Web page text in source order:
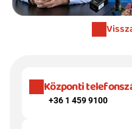
Központi
+36 1 459 9100